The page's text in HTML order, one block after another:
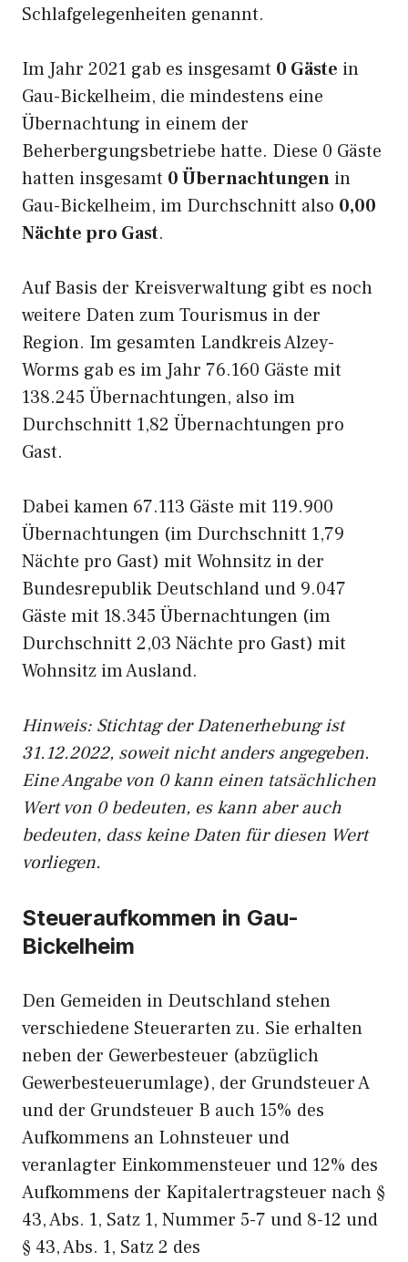
Schlafgelegenheiten genannt.
Im Jahr 2021 gab es insgesamt 0 Gäste in
Gau-Bickelheim, die mindestens eine
Übernachtung in einem der
Beherbergungsbetriebe hatte. Diese 0 Gäste
hatten insgesamt 0 Übernachtungen in
Gau-Bickelheim, im Durchschnitt also 0,00
Nächte pro Gast.
Auf Basis der Kreisverwaltung gibt es noch
weitere Daten zum Tourismus in der
Region. Im gesamten Landkreis Alzey-
Worms gab es im Jahr 76.160 Gäste mit
138.245 Übernachtungen, also im
Durchschnitt 1,82 Übernachtungen pro
Gast.
Dabei kamen 67.113 Gäste mit 119.900
Übernachtungen (im Durchschnitt 1,79
Nächte pro Gast) mit Wohnsitz in der
Bundesrepublik Deutschland und 9.047
Gäste mit 18.345 Übernachtungen (im
Durchschnitt 2,03 Nächte pro Gast) mit
Wohnsitz im Ausland.
Hinweis: Stichtag der Datenerhebung ist
31.12.2022, soweit nicht anders angegeben.
Eine Angabe von 0 kann einen tatsächlichen
Wert von 0 bedeuten, es kann aber auch
bedeuten, dass keine Daten für diesen Wert
vorliegen.
Steueraufkommen in Gau-
Bickelheim
Den Gemeiden in Deutschland stehen
verschiedene Steuerarten zu. Sie erhalten
neben der Gewerbesteuer (abzüglich
Gewerbesteuerumlage), der Grundsteuer A
und der Grundsteuer B auch 15% des
Aufkommens an Lohnsteuer und
veranlagter Einkommensteuer und 12% des
Aufkommens der Kapitalertragsteuer nach §
43, Abs. 1, Satz 1, Nummer 5-7 und 8-12 und
§ 43, Abs. 1, Satz 2 des